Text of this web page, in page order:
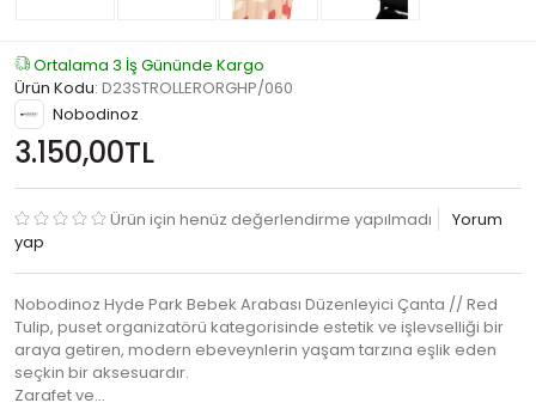
Ortalama 3 İş Gününde Kargo
Ürün Kodu: D23STROLLERORGHP/060
Nobodinoz
3.150,00TL
Ürün için henüz değerlendirme yapılmadı
Yorum
yap
Nobodinoz Hyde Park Bebek Arabası Düzenleyici Çanta // Red
Tulip, puset organizatörü kategorisinde estetik ve işlevselliği bir
araya getiren, modern ebeveynlerin yaşam tarzına eşlik eden
seçkin bir aksesuardır.
Zarafet ve…